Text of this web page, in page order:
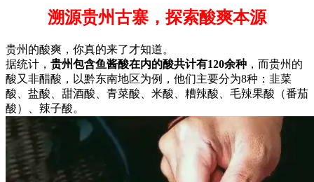
溯源贵州古寨，探索酸爽本源
贵州的酸爽，你真的来了才知道。
据统计， 贵州包含鱼酱酸在内的酸共计有120余种 ，而贵州的
酸又非醋酸，以黔东南地区为例，他们主要分为8种：韭菜
酸、盐酸、甜酒酸、青菜酸、米酸、糟辣酸、毛辣果酸（番茄
酸）、辣子酸。